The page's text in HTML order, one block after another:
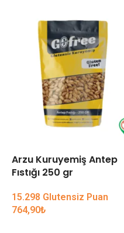
Arzu Kuruyemiş Antep
Fıstığı 250 gr
15.298 Glutensiz Puan
764,90₺